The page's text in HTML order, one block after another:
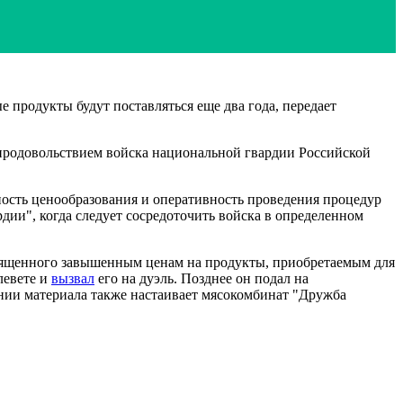
будут поставляться еще два года, передает
войска национальной гвардии Российской
ценообразования и оперативность проведения процедур
когда следует сосредоточить войска в определенном
завышенным ценам на продукты, приобретаемым для
и вызвал его на дуэль. Позднее он подал на
материала также настаивает мясокомбинат "Дружба